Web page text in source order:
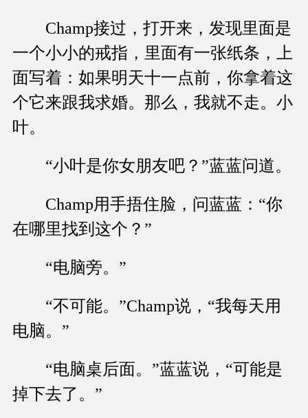
Champ接过，打开来，发现里面是
一个小小的戒指，里面有一张纸条，上
面写着：如果明天十一点前，你拿着这
个它来跟我求婚。那么，我就不走。小
叶。
“小叶是你女朋友吧？”蓝蓝问道。
Champ用手捂住脸，问蓝蓝：“你
在哪里找到这个？”
“电脑旁。”
“不可能。”Champ说，“我每天用
电脑。”
“电脑桌后面。”蓝蓝说，“可能是
掉下去了。”